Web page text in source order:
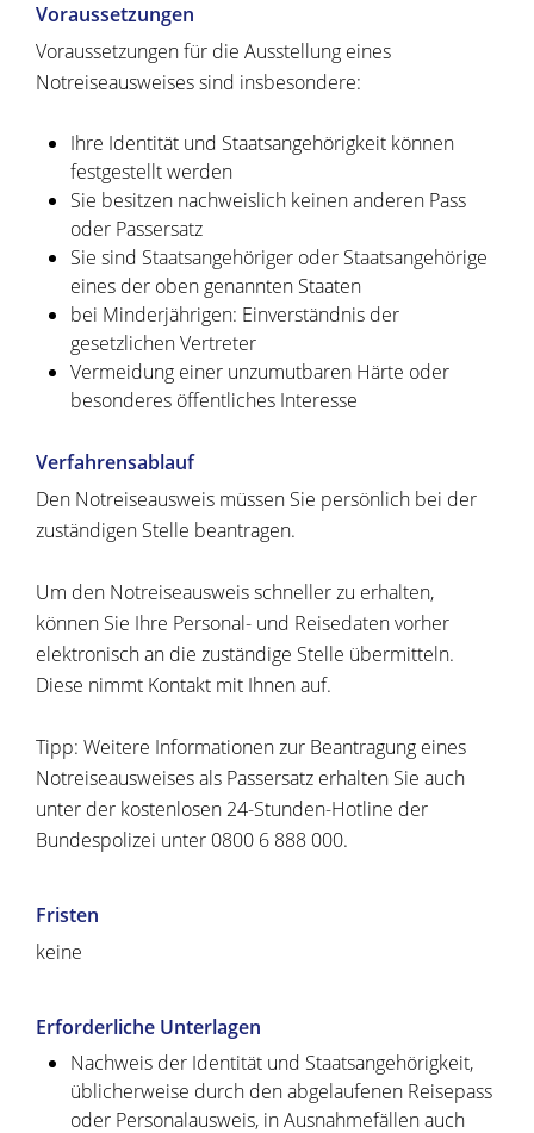
Voraussetzungen
Voraussetzungen für die Ausstellung eines
Notreiseausweises sind insbesondere:
Ihre Identität und Staatsangehörigkeit können
festgestellt werden
Sie besitzen nachweislich keinen anderen Pass
oder Passersatz
Sie sind Staatsangehöriger oder Staatsangehörige
eines der oben genannten Staaten
bei Minderjährigen: Einverständnis der
gesetzlichen Vertreter
Vermeidung einer unzumutbaren Härte oder
besonderes öffentliches Interesse
Verfahrensablauf
Den Notreiseausweis müssen Sie persönlich bei der
zuständigen Stelle beantragen.
Um den Notreiseausweis schneller zu erhalten,
können Sie Ihre Personal- und Reisedaten vorher
elektronisch an die zuständige Stelle übermitteln.
Diese nimmt Kontakt mit Ihnen auf.
Tipp: Weitere Informationen zur Beantragung eines
Notreiseausweises als Passersatz erhalten Sie auch
unter der kostenlosen 24-Stunden-Hotline der
Bundespolizei unter 0800 6 888 000.
Fristen
keine
Erforderliche Unterlagen
Nachweis der Identität und Staatsangehörigkeit,
üblicherweise durch den abgelaufenen Reisepass
oder Personalausweis, in Ausnahmefällen auch